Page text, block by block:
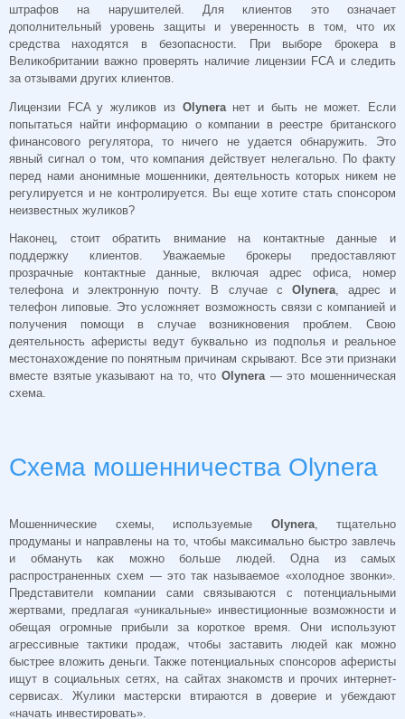
штрафов на нарушителей. Для клиентов это означает
дополнительный уровень защиты и уверенность в том, что их
средства находятся в безопасности. При выборе брокера в
Великобритании важно проверять наличие лицензии FCA и следить
за отзывами других клиентов.
Лицензии FCA у жуликов из Olyneraнет и быть не может. Если
попытаться найти информацию о компании в реестре британского
финансового регулятора, то ничего не удается обнаружить. Это
явный сигнал о том, что компания действует нелегально. По факту
перед нами анонимные мошенники, деятельность которых никем не
регулируется и не контролируется. Вы еще хотите стать спонсором
неизвестных жуликов?
Наконец, стоит обратить внимание на контактные данные и
поддержку клиентов. Уважаемые брокеры предоставляют
прозрачные контактные данные, включая адрес офиса, номер
телефона и электронную почту. В случае с Olynera, адрес и
телефон липовые. Это усложняет возможность связи с компанией и
получения помощи в случае возникновения проблем. Свою
деятельность аферисты ведут буквально из подполья и реальное
местонахождение по понятным причинам скрывают. Все эти признаки
вместе взятые указывают на то, что Olynera— это мошенническая
схема.
Схема мошенничества Olynera
Мошеннические схемы, используемые Olynera, тщательно
продуманы и направлены на то, чтобы максимально быстро завлечь
и обмануть как можно больше людей. Одна из самых
распространенных схем — это так называемое «холодное звонки».
Представители компании сами связываются с потенциальными
жертвами, предлагая «уникальные» инвестиционные возможности и
обещая огромные прибыли за короткое время. Они используют
агрессивные тактики продаж, чтобы заставить людей как можно
быстрее вложить деньги. Также потенциальных спонсоров аферисты
ищут в социальных сетях, на сайтах знакомств и прочих интернет-
сервисах. Жулики мастерски втираются в доверие и убеждают
«начать инвестировать».